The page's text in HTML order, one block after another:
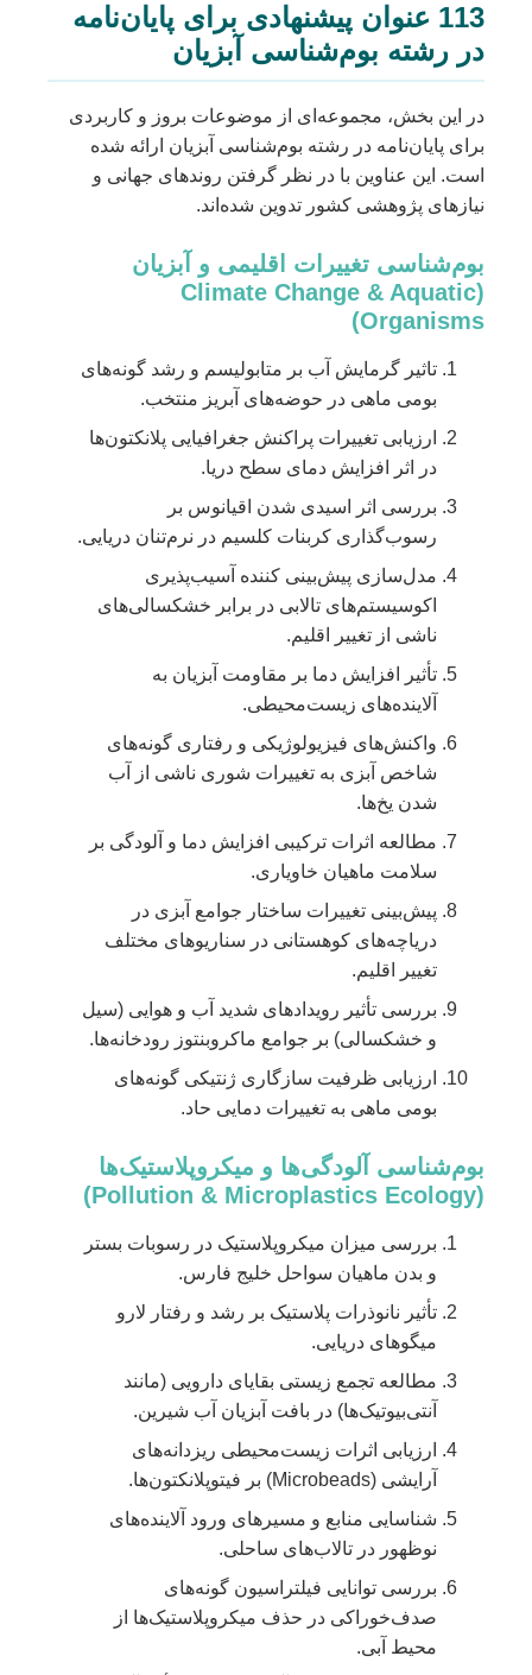
113 عنوان پیشنهادی برای پایان‌نامه
در رشته بوم‌شناسی آبزیان
در این بخش، مجموعه‌ای از موضوعات بروز و کاربردی
برای پایان‌نامه در رشته بوم‌شناسی آبزیان ارائه شده
است. این عناوین با در نظر گرفتن روندهای جهانی و
نیازهای پژوهشی کشور تدوین شده‌اند.
بوم‌شناسی تغییرات اقلیمی و آبزیان
(Climate Change & Aquatic
Organisms)
تاثیر گرمایش آب بر متابولیسم و رشد گونه‌های
بومی ماهی در حوضه‌های آبریز منتخب.
ارزیابی تغییرات پراکنش جغرافیایی پلانکتون‌ها
در اثر افزایش دمای سطح دریا.
بررسی اثر اسیدی شدن اقیانوس بر
رسوب‌گذاری کربنات کلسیم در نرم‌تنان دریایی.
مدل‌سازی پیش‌بینی کننده آسیب‌پذیری
اکوسیستم‌های تالابی در برابر خشکسالی‌های
ناشی از تغییر اقلیم.
تأثیر افزایش دما بر مقاومت آبزیان به
آلاینده‌های زیست‌محیطی.
واکنش‌های فیزیولوژیکی و رفتاری گونه‌های
شاخص آبزی به تغییرات شوری ناشی از آب
شدن یخ‌ها.
مطالعه اثرات ترکیبی افزایش دما و آلودگی بر
سلامت ماهیان خاویاری.
پیش‌بینی تغییرات ساختار جوامع آبزی در
دریاچه‌های کوهستانی در سناریوهای مختلف
تغییر اقلیم.
بررسی تأثیر رویدادهای شدید آب و هوایی (سیل
و خشکسالی) بر جوامع ماکروبنتوز رودخانه‌ها.
ارزیابی ظرفیت سازگاری ژنتیکی گونه‌های
بومی ماهی به تغییرات دمایی حاد.
بوم‌شناسی آلودگی‌ها و میکروپلاستیک‌ها
(Pollution & Microplastics Ecology)
بررسی میزان میکروپلاستیک در رسوبات بستر
و بدن ماهیان سواحل خلیج فارس.
تأثیر نانوذرات پلاستیک بر رشد و رفتار لارو
میگوهای دریایی.
مطالعه تجمع زیستی بقایای دارویی (مانند
آنتی‌بیوتیک‌ها) در بافت آبزیان آب شیرین.
ارزیابی اثرات زیست‌محیطی ریزدانه‌های
آرایشی (Microbeads) بر فیتوپلانکتون‌ها.
شناسایی منابع و مسیرهای ورود آلاینده‌های
نوظهور در تالاب‌های ساحلی.
بررسی توانایی فیلتراسیون گونه‌های
صدف‌خوراکی در حذف میکروپلاستیک‌ها از
محیط آبی.